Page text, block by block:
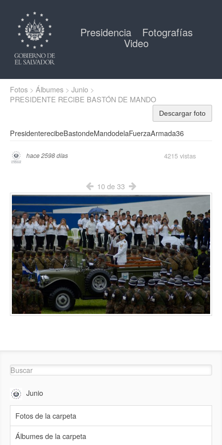
Presidencia Fotografías
Video
Fotos Álbumes
Junio
PRESIDENTE RECIBE BASTÓN DE MANDO
Descargar foto
PresidenterecibeBastondeMandodelaFuerzaArmada36
4215 vistas
hace 2598 días
10 de 33
Junio
Fotos de la carpeta
Álbumes de la carpeta